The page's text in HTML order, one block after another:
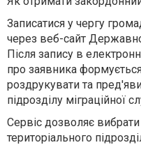
Записатися у чергу
через веб-сайт
Після запису в
про заявника
роздрукувати та
підрозділу міграційної
Сервіс дозволяє вибрати
територіального